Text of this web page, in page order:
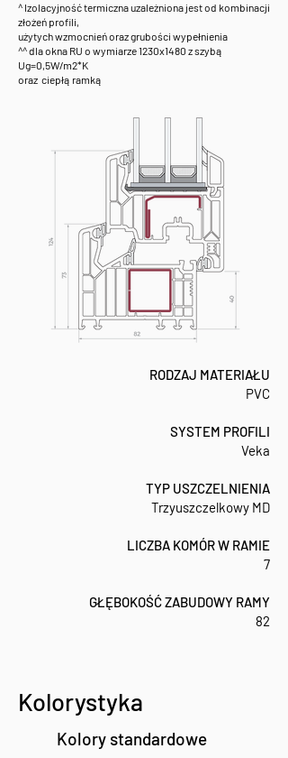
^ Izolacyjność termiczna uzależniona jest od kombinacji
złożeń profili,
użytych wzmocnień oraz grubości wypełnienia
^^ dla okna RU o wymiarze 1230x1480 z szybą
Ug=0,5W/m2*K
oraz ciepłą ramką
RODZAJ MATERIAŁU
PVC
SYSTEM PROFILI
Veka
TYP USZCZELNIENIA
Trzyuszczelkowy MD
LICZBA KOMÓR W RAMIE
7
GŁĘBOKOŚĆ ZABUDOWY RAMY
82
Kolorystyka
Kolory standardowe